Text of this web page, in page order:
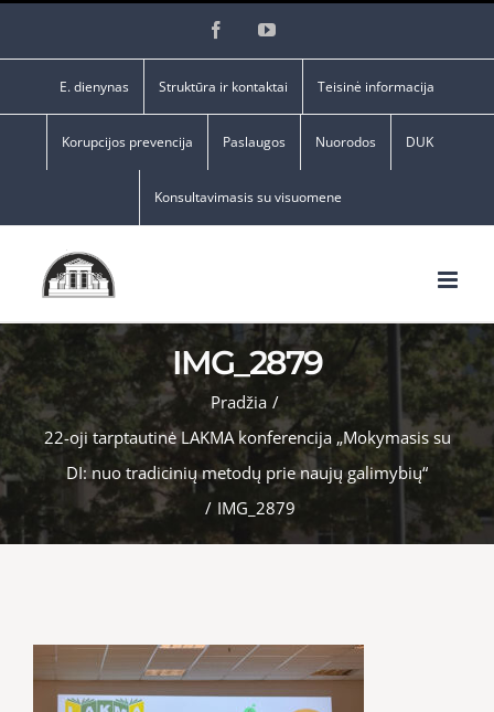
FacebookYouTube
E. dienynas Struktūra ir kontaktai Teisinė informacija
Korupcijos prevencija Paslaugos Nuorodos DUK
Konsultavimasis su visuomene
IMG_2879
Pradžia /
22-oji tarptautinė LAKMA konferencija „Mokymasis su
DI: nuo tradicinių metodų prie naujų galimybių“
/ IMG_2879